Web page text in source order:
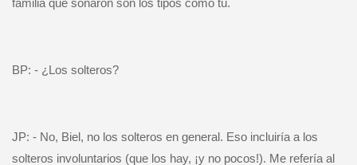
familia que soñaron son los tipos como tú.
BP: - ¿Los solteros?
JP: - No, Biel, no los solteros en general. Eso incluiría a los
solteros involuntarios (que los hay, ¡y no pocos!). Me refería al